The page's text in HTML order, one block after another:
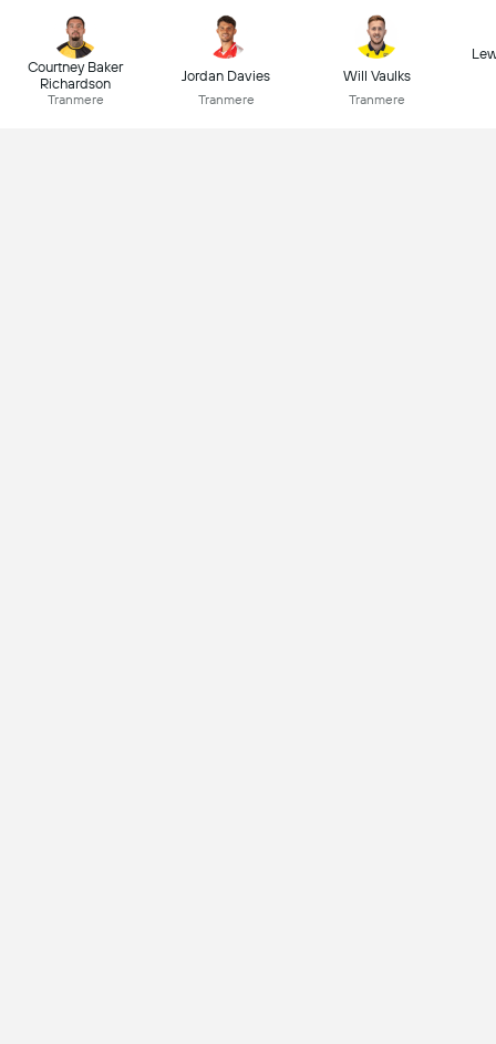
Courtney Baker
Richardson
Tranmere
Jordan Davies
Tranmere
Will Vaulks
Tranmere